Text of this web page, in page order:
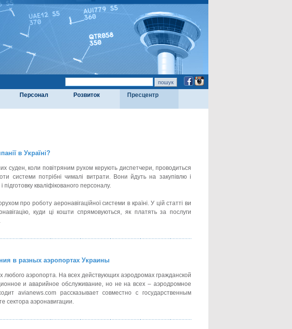
Персонал Розвиток Пресцентр
в Україні?
суден, коли повітряним рухом керують диспетчери, проводиться
системи потрібні чималі витрати. Вони йдуть на закупівлю і
кваліфікованого персоналу.
про роботу аеронавігаційної системи в країні. У цій статті ви
куди ці кошти спрямовуються, як платять за послуги
в разных аэропортах Украины
аэропорта. На всех действующих аэродромах гражданской
и аварийное обслуживание, но не на всех – аэродромное
avianews.com рассказывает совместно с государственным
сектора аэронавигации.